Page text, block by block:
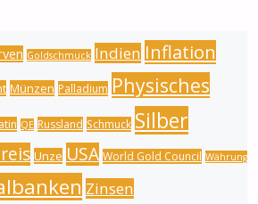
Goldschmuck Indien Inflation
Münzen Palladium Physisches
QE Russland Schmuck Silber
Unze USA World Gold Council Währung
Zinsen